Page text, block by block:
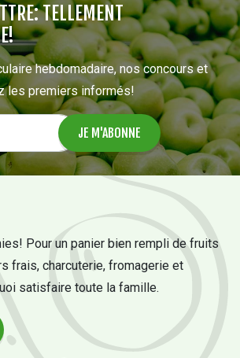
Pour un panier bien rempli de fruits
frais, charcuterie, fromagerie et
satisfaire toute la famille.
TELLEMENT
hebdomadaire, nos concours et
les premiers informés!